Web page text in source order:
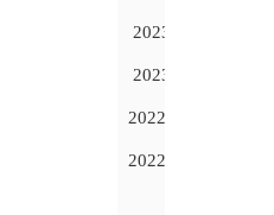
2023/2/6 1
2023/1/6 3
2022/12/26
2022/12/26